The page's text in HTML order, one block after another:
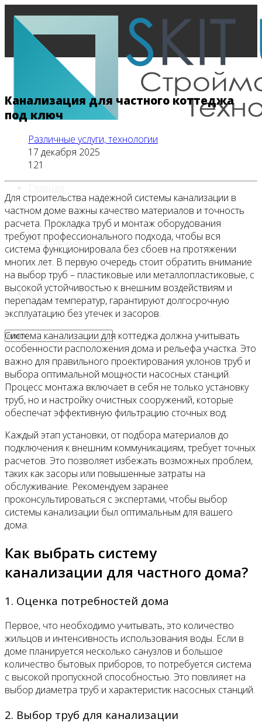
Все новости
Видео
Канализация для частного коттеджа
под ключ
Различные услуги, технологии
17 декабря 2025
121
Для строительства надежной системы канализации в
частном доме важны качество материалов и точность
расчета. Прокладка труб и монтаж оборудования
требуют профессионального подхода, чтобы вся
система функционировала без сбоев на протяжении
многих лет. В первую очередь стоит обратить внимание
на выбор труб – пластиковые или металлопластиковые, с
высокой устойчивостью к внешним воздействиям и
перепадам температур, гарантируют долгосрочную
эксплуатацию без утечек и засоров.
Система канализации для коттеджа должна учитывать
особенности расположения дома и рельефа участка. Это
важно для правильного проектирования уклонов труб и
выбора оптимальной мощности насосных станций.
Процесс монтажа включает в себя не только установку
труб, но и настройку очистных сооружений, которые
обеспечат эффективную фильтрацию сточных вод.
Каждый этап установки, от подбора материалов до
подключения к внешним коммуникациям, требует точных
расчетов. Это позволяет избежать возможных проблем,
таких как засоры или повышенные затраты на
обслуживание. Рекомендуем заранее
проконсультироваться с экспертами, чтобы выбор
системы канализации был оптимальным для вашего
дома.
Как выбрать систему
канализации для частного дома?
1. Оценка потребностей дома
Первое, что необходимо учитывать, это количество
жильцов и интенсивность использования воды. Если в
доме планируется несколько санузлов и большое
количество бытовых приборов, то потребуется система
с высокой пропускной способностью. Это повлияет на
выбор диаметра труб и характеристик насосных станций.
2. Выбор труб для канализации